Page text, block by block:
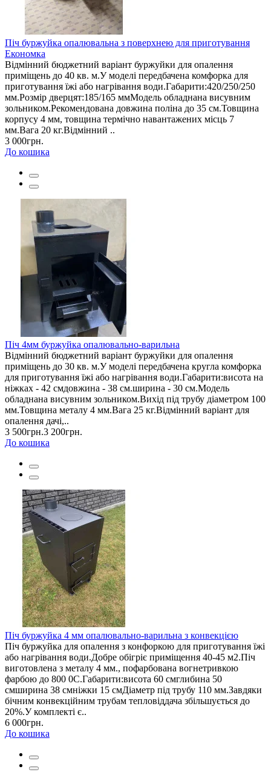
Піч буржуйка опалювальна з поверхнею для приготування
Економка
Відмінний бюджетний варіант буржуйки для опалення
приміщень до 40 кв. м.У моделі передбачена комфорка для
приготування їжі або нагрівання води.Габарити:420/250/250
мм.Розмір дверцят:185/165 ммМодель обладнана висувним
зольником.Рекомендована довжина поліна до 35 см.Товщина
корпусу 4 мм, товщина термічно навантажених місць 7
мм.Вага 20 кг.Відмінний ..
3 000грн.
До кошика
Піч 4мм буржуйка опалювально-варильна
Відмінний бюджетний варіант буржуйки для опалення
приміщень до 30 кв. м.У моделі передбачена кругла комфорка
для приготування їжі або нагрівання води.Габарити:висота на
ніжках - 42 смдовжина - 38 см.ширина - 30 см.Модель
обладнана висувним зольником.Вихід під трубу діаметром 100
мм.Товщина металу 4 мм.Вага 25 кг.Відмінний варіант для
опалення дачі,..
3 500грн.3 200грн.
До кошика
Піч буржуйка 4 мм опалювально-варильна з конвекцією
Піч буржуйка для опалення з конфоркою для приготування їжі
або нагрівання води.Добре обігріє приміщення 40-45 м2.Піч
виготовлена з металу 4 мм., пофарбована вогнетривкою
фарбою до 800 0С.Габарити:висота 60 смглибина 50
смширина 38 смніжки 15 смДіаметр під трубу 110 мм.Завдяки
бічним конвекційним трубам тепловіддача збільшується до
20%.У комплекті є..
6 000грн.
До кошика